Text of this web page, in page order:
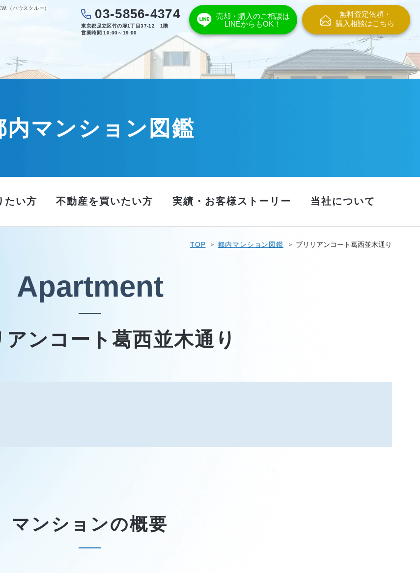
（ハウスクルー） 03-5856-4374
東京都足立区竹の塚1丁目37-12 1階
営業時間 10:00～19:00
売却・購入のご相談は
LINEからもOK！
無料査定依頼・
購入相談はこちら
内マンション図鑑
たい方 不動産を買いたい方 実績・お客様ストーリー 当社について
TOP 都内マンション図鑑 ブリリアンコート葛西並木通り
Apartment
アンコート葛西並木通り
マンションの概要